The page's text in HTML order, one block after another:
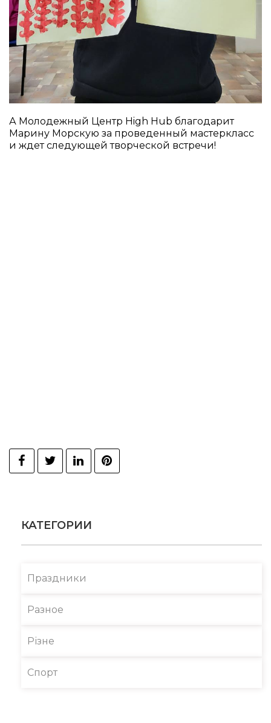
А Молодежный Центр High Hub благодарит
Марину Морскую за проведенный мастеркласс
и ждет следующей творческой встречи!
КАТЕГОРИИ
Праздники
Разное
Різне
Спорт